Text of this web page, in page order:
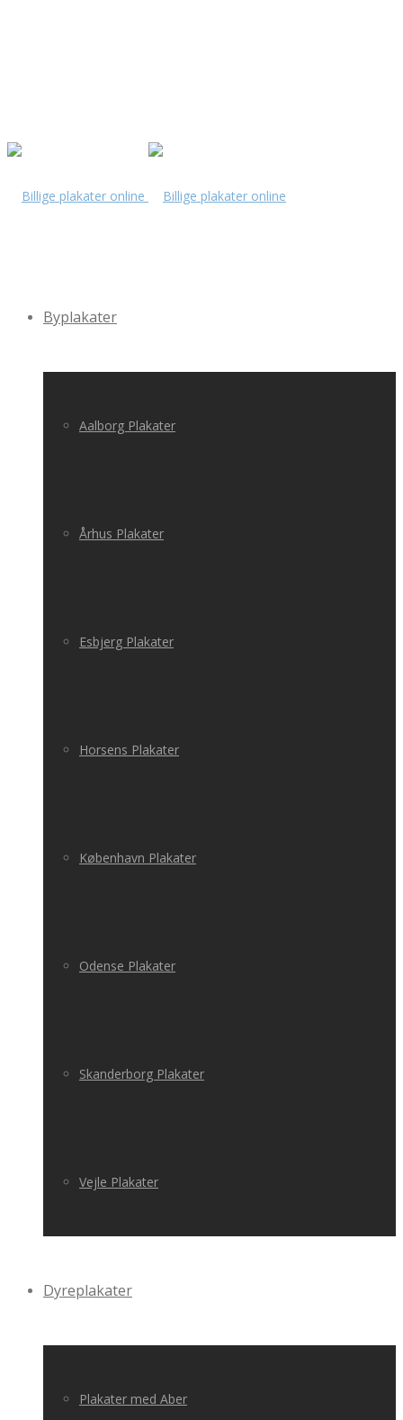
Byplakater
Aalborg Plakater
Århus Plakater
Esbjerg Plakater
Horsens Plakater
København Plakater
Odense Plakater
Skanderborg Plakater
Vejle Plakater
Dyreplakater
Plakater med Aber